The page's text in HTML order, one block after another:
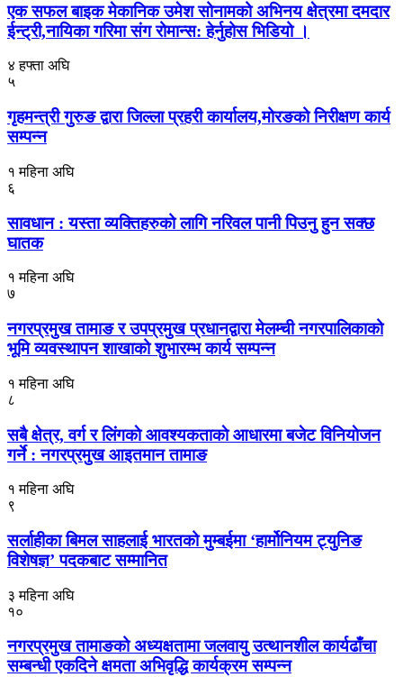
एक सफल बाइक मेकानिक उमेश सोनामको अभिनय क्षेत्रमा दमदार
ईन्ट्री,नायिका गरिमा संग रोमान्स: हेर्नुहोस भिडियो ।
४ हफ्ता अघि
५
गृहमन्त्री गुरुङ द्वारा जिल्ला प्रहरी कार्यालय,मोरङको निरीक्षण कार्य
सम्पन्न
१ महिना अघि
६
सावधान : यस्ता व्यक्तिहरुको लागि नरिवल पानी पिउनु हुन सक्छ
घातक
१ महिना अघि
७
नगरप्रमुख तामाङ र उपप्रमुख प्रधानद्वारा मेलम्ची नगरपालिकाको
भूमि व्यवस्थापन शाखाको शुभारम्भ कार्य सम्पन्न
१ महिना अघि
८
सबै क्षेत्र, वर्ग र लिंगकाे आवश्यकताकाे आधारमा बजेट विनियाेजन
गर्ने : नगरप्रमुख आइतमान तामाङ
१ महिना अघि
९
सर्लाहीका बिमल साहलाई भारतको मुम्बईमा ‘हार्मोनियम ट्युनिङ
विशेषज्ञ’ पदकबाट सम्मानित
३ महिना अघि
१०
नगरप्रमुख तामाङको अध्यक्षतामा जलवायु उत्थानशील कार्यढाँचा
सम्बन्धी एकदिने क्षमता अभिवृद्धि कार्यक्रम सम्पन्न